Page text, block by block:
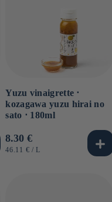
Yuzu vinaigrette ⋅
kozagawa yuzu hirai no
sato ⋅ 180ml
Prezzo
di
8.30 €
PREZZO
46.11 € / PER
L